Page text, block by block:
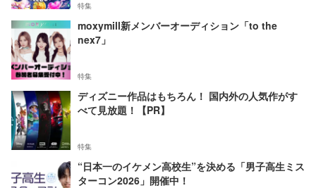
特集
moxymill新メンバーオーディション「to the
nex7」
特集
ディズニー作品はもちろん！ 国内外の人気作がす
べて見放題！【PR】
特集
“日本一のイケメン高校生”を決める「男子高生ミス
ターコン2026」開催中！